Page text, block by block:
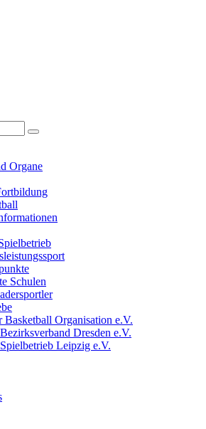
Organe
Schulen
Basketball Organisation e.V.
Dresden e.V.
Leipzig e.V.